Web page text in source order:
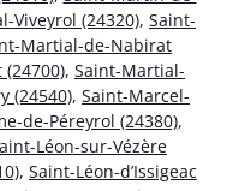
Viveyrol (24320), Saint-
Martial-de-Nabirat
, Saint-Martial-
(24540), Saint-Marcel-
de-Péreyrol (24380),
Léon-sur-Vézère
, Saint-Léon-d’Issigeac